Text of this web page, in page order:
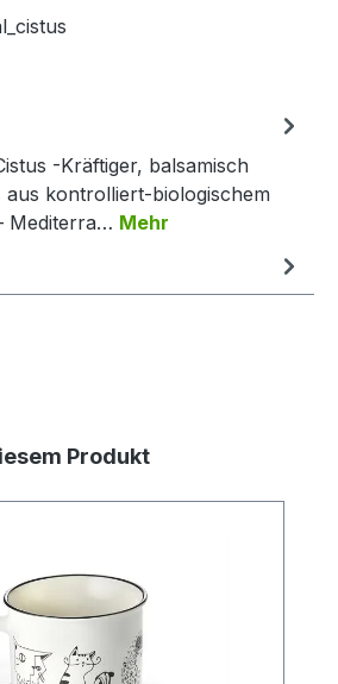
-Kräftiger, balsamisch
aus kontrolliert-biologischem
Mediterra… Mehr
Produkt